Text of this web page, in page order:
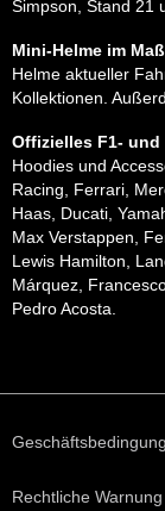
Simpson, Stand 21
Mini-Helme im
Helme aktueller
Kollektionen.
Offizielles F1-
Hoodies und
Racing, Ferrari,
Haas, Ducati,
Max Verstappen,
Lewis Hamilton,
Márquez,
Pedro Acosta.
Rechtliche Warnung